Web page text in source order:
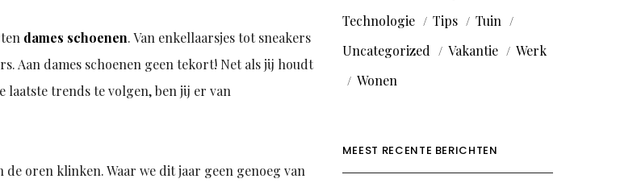
dames schoenen. Van enkellaarsjes tot sneakers
Aan dames schoenen geen tekort! Net als jij houdt
laatste trends te volgen, ben jij er van
oren klinken. Waar we dit jaar geen genoeg van
Technologie
Tips
Tuin
Uncategorized
Vakantie
Werk
Wonen
MEEST RECENTE BERICHTEN